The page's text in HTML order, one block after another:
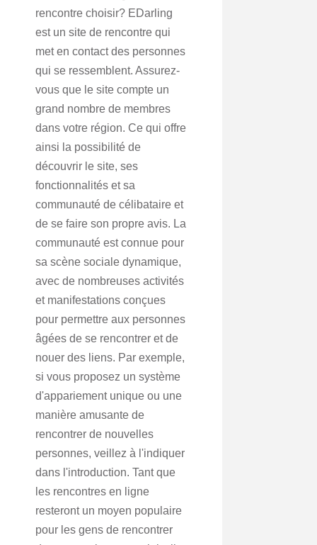
rencontre choisir? EDarling
est un site de rencontre qui
met en contact des personnes
qui se ressemblent. Assurez-
vous que le site compte un
grand nombre de membres
dans votre région. Ce qui offre
ainsi la possibilité de
découvrir le site, ses
fonctionnalités et sa
communauté de célibataire et
de se faire son propre avis. La
communauté est connue pour
sa scène sociale dynamique,
avec de nombreuses activités
et manifestations conçues
pour permettre aux personnes
âgées de se rencontrer et de
nouer des liens. Par exemple,
si vous proposez un système
d'appariement unique ou une
manière amusante de
rencontrer de nouvelles
personnes, veillez à l'indiquer
dans l'introduction. Tant que
les rencontres en ligne
resteront un moyen populaire
pour les gens de rencontrer